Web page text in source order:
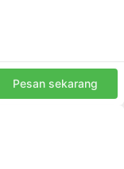
Pesan sekarang